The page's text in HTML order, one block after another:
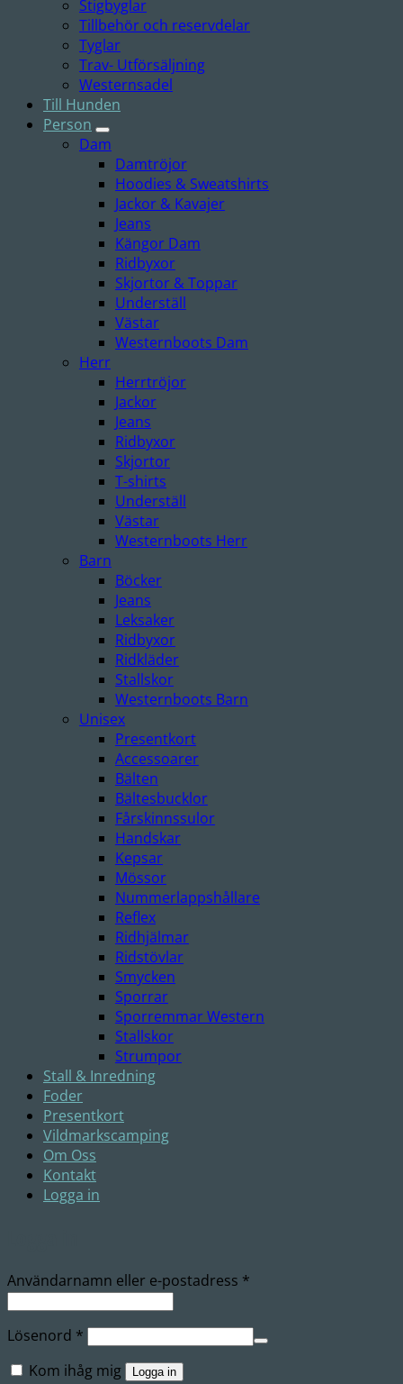
Stigbyglar
Tillbehör och reservdelar
Tyglar
Trav- Utförsäljning
Westernsadel
Till Hunden
Person
Dam
Damtröjor
Hoodies & Sweatshirts
Jackor & Kavajer
Jeans
Kängor Dam
Ridbyxor
Skjortor & Toppar
Underställ
Västar
Westernboots Dam
Herr
Herrtröjor
Jackor
Jeans
Ridbyxor
Skjortor
T-shirts
Underställ
Västar
Westernboots Herr
Barn
Böcker
Jeans
Leksaker
Ridbyxor
Ridkläder
Stallskor
Westernboots Barn
Unisex
Presentkort
Accessoarer
Bälten
Bältesbucklor
Fårskinnssulor
Handskar
Kepsar
Mössor
Nummerlappshållare
Reflex
Ridhjälmar
Ridstövlar
Smycken
Sporrar
Sporremmar Western
Stallskor
Strumpor
Stall & Inredning
Foder
Presentkort
Vildmarkscamping
Om Oss
Kontakt
Logga in
Användarnamn eller e-postadress *
Lösenord * Obligatoriskt
Kom ihåg mig
Logga in